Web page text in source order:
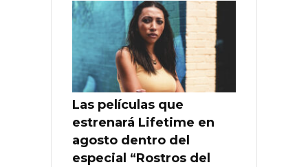
Las películas que
estrenará Lifetime en
agosto dentro del
especial “Rostros del